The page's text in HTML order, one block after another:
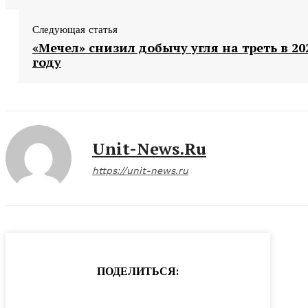
Следующая статья
«Мечел» снизил добычу угля на треть в
году
Unit-News.ru
https://unit-news.ru
ПОДЕЛИТЬСЯ: